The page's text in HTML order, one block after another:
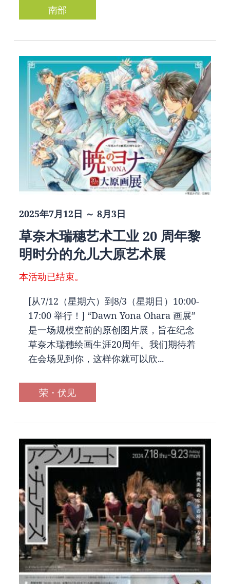
南部
2025年7月12日 ～ 8月3日
草奈木瑞穗艺术工业 20 周年黎
明时分的允儿大原艺术展
本活动已结束。
[从7/12（星期六）到8/3（星期日）10:00-
17:00 举行！] “Dawn Yona Ohara 画展”
是一场规模空前的原创图片展，旨在纪念
草奈木瑞穗绘画生涯20周年。我们期待着
在会场见到你，这样你就可以欣...
荣・伏见